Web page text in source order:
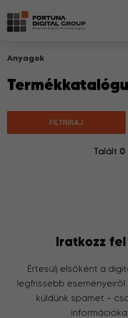
Anyagok
FILTRIRAJ
Talált 0
Iratkozz
Értesülj elsőként a
legfrissebb eseményeiről
küldünk spamet –